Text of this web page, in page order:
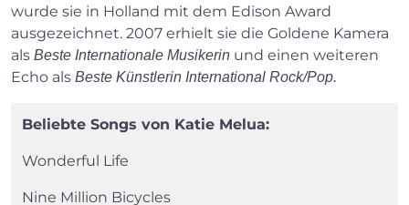
wurde sie in Holland mit dem Edison Award
ausgezeichnet. 2007 erhielt sie die Goldene Kamera
als Beste Internationale Musikerin und einen weiteren
Echo als Beste Künstlerin International Rock/Pop.
Beliebte Songs von Katie Melua:
Wonderful Life
Nine Million Bicycles